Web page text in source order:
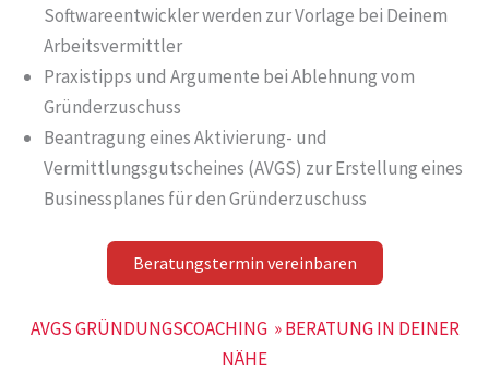
Softwareentwickler werden zur Vorlage bei Deinem
Arbeitsvermittler
Praxistipps und Argumente bei Ablehnung vom
Gründerzuschuss
Beantragung eines Aktivierung- und
Vermittlungsgutscheines (AVGS) zur Erstellung eines
Businessplanes für den Gründerzuschuss
Beratungstermin vereinbaren
AVGS GRÜNDUNGSCOACHING » BERATUNG IN DEINER
NÄHE